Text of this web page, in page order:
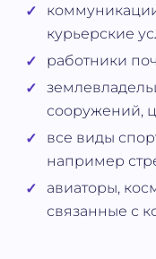
курьерские
работники
сооружений,
все виды
например
авиаторы,
связанные с